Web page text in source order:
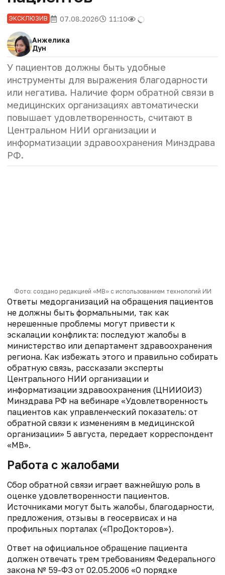
ЭКСКЛЮЗИВ 07.08.2026 11:10
Анжелика
Дун
У пациентов должны быть удобные
инструменты для выражения благодарности
или негатива. Наличие форм обратной связи в
медицинских организациях автоматически
повышает удовлетворенность, считают в
Центральном НИИ организации и
информатизации здравоохранения Минздрава
РФ.
Фото: создано редакцией «МВ» с использованием технологий ИИ
Ответы медорганизаций на обращения пациентов
не должны быть формальными, так как
нерешенные проблемы могут привести к
эскалации конфликта: последуют жалобы в
министерство или департамент здравоохранения
региона. Как избежать этого и правильно собирать
обратную связь, рассказали эксперты
Центрального НИИ организации и
информатизации здравоохранения (ЦНИИОИЗ)
Минздрава РФ на вебинаре «Удовлетворенность
пациентов как управленческий показатель: от
обратной связи к изменениям в медицинской
организации» 5 августа, передает корреспондент
«МВ».
Работа с жалобами
Сбор обратной связи играет важнейшую роль в
оценке удовлетворенности пациентов.
Источниками могут быть жалобы, благодарности,
предложения, отзывы в геосервисах и на
профильных порталах («ПроДокторов»).
Ответ на официальное обращение пациента
должен отвечать трем требованиям Федерального
закона № 59-ФЗ от 02.05.2006 «О порядке